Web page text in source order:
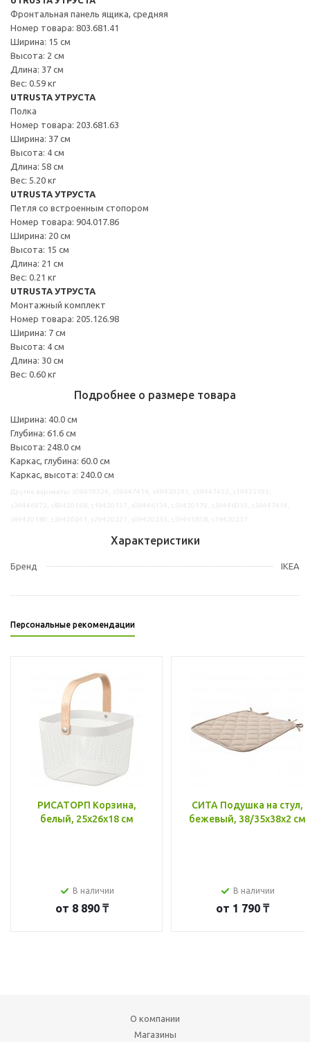
Фронтальная панель ящика, средняя
Номер товара: 803.681.41
Ширина: 15 см
Высота: 2 см
Длина: 37 см
Вес: 0.59 кг
UTRUSTA УТРУСТА
Полка
Номер товара: 203.681.63
Ширина: 37 см
Высота: 4 см
Длина: 58 см
Вес: 5.20 кг
UTRUSTA УТРУСТА
Петля со встроенным стопором
Номер товара: 904.017.86
Ширина: 20 см
Высота: 15 см
Длина: 21 см
Вес: 0.21 кг
UTRUSTA УТРУСТА
Монтажный комплект
Номер товара: 205.126.98
Ширина: 7 см
Высота: 4 см
Длина: 30 см
Вес: 0.60 кг
Подробнее о размере товара
Ширина: 40.0 см
Глубина: 61.6 см
Высота: 248.0 см
Каркас, глубина: 60.0 см
Каркас, высота: 240.0 см
Характеристики
Бренд IKEA
Персональные рекомендации
РИСАТОРП Корзина,
белый, 25x26x18 см
В наличии
от 8 890 ₸
СИТА Подушка на стул,
бежевый, 38/35x38x2 см
В наличии
от 1 790 ₸
О компании
Магазины